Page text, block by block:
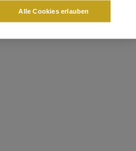
Alle Cookies erlauben